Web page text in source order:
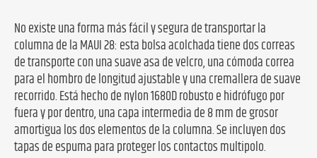
No existe una forma más fácil y segura de transportar la
columna de la MAUI 28: esta bolsa acolchada tiene dos correas
de transporte con una suave asa de velcro, una cómoda correa
para el hombro de longitud ajustable y una cremallera de suave
recorrido. Está hecho de nylon 1680D robusto e hidrófugo por
fuera y por dentro, una capa intermedia de 8 mm de grosor
amortigua los dos elementos de la columna. Se incluyen dos
tapas de espuma para proteger los contactos multipolo.